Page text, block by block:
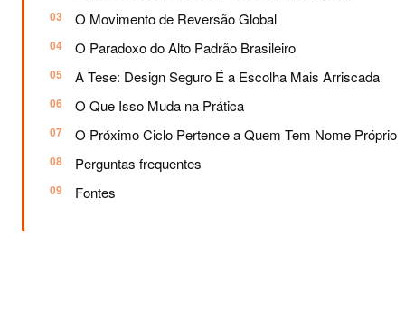
O Movimento de Reversão Global
O Paradoxo do Alto Padrão Brasileiro
A Tese: Design Seguro É a Escolha Mais Arriscada
O Que Isso Muda na Prática
O Próximo Ciclo Pertence a Quem Tem Nome Próprio
Perguntas frequentes
Fontes